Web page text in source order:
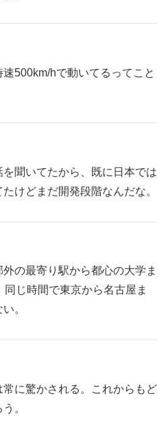
速500km/hで動いてるってこと
を聞いてたから、既に日本では
けどまだ開発段階なんだな。
の最寄り駅から都心の大学ま
じ時間で東京から名古屋ま
。
常に驚かされる。これからもど
。